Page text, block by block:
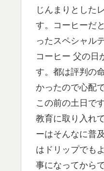
じんまりとした
す。コーヒーだ
ったスペシャル
コーヒー 父の日
す。都は評判の
かったので心配で
この前の土日で
教育に取り入れ
ーはそんなに普
はドリップでも
事になってから